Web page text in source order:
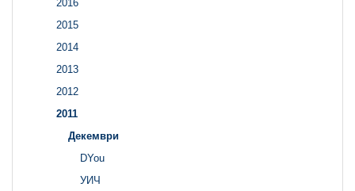
2016
2015
2014
2013
2012
2011
Декември
DYou
УИЧ